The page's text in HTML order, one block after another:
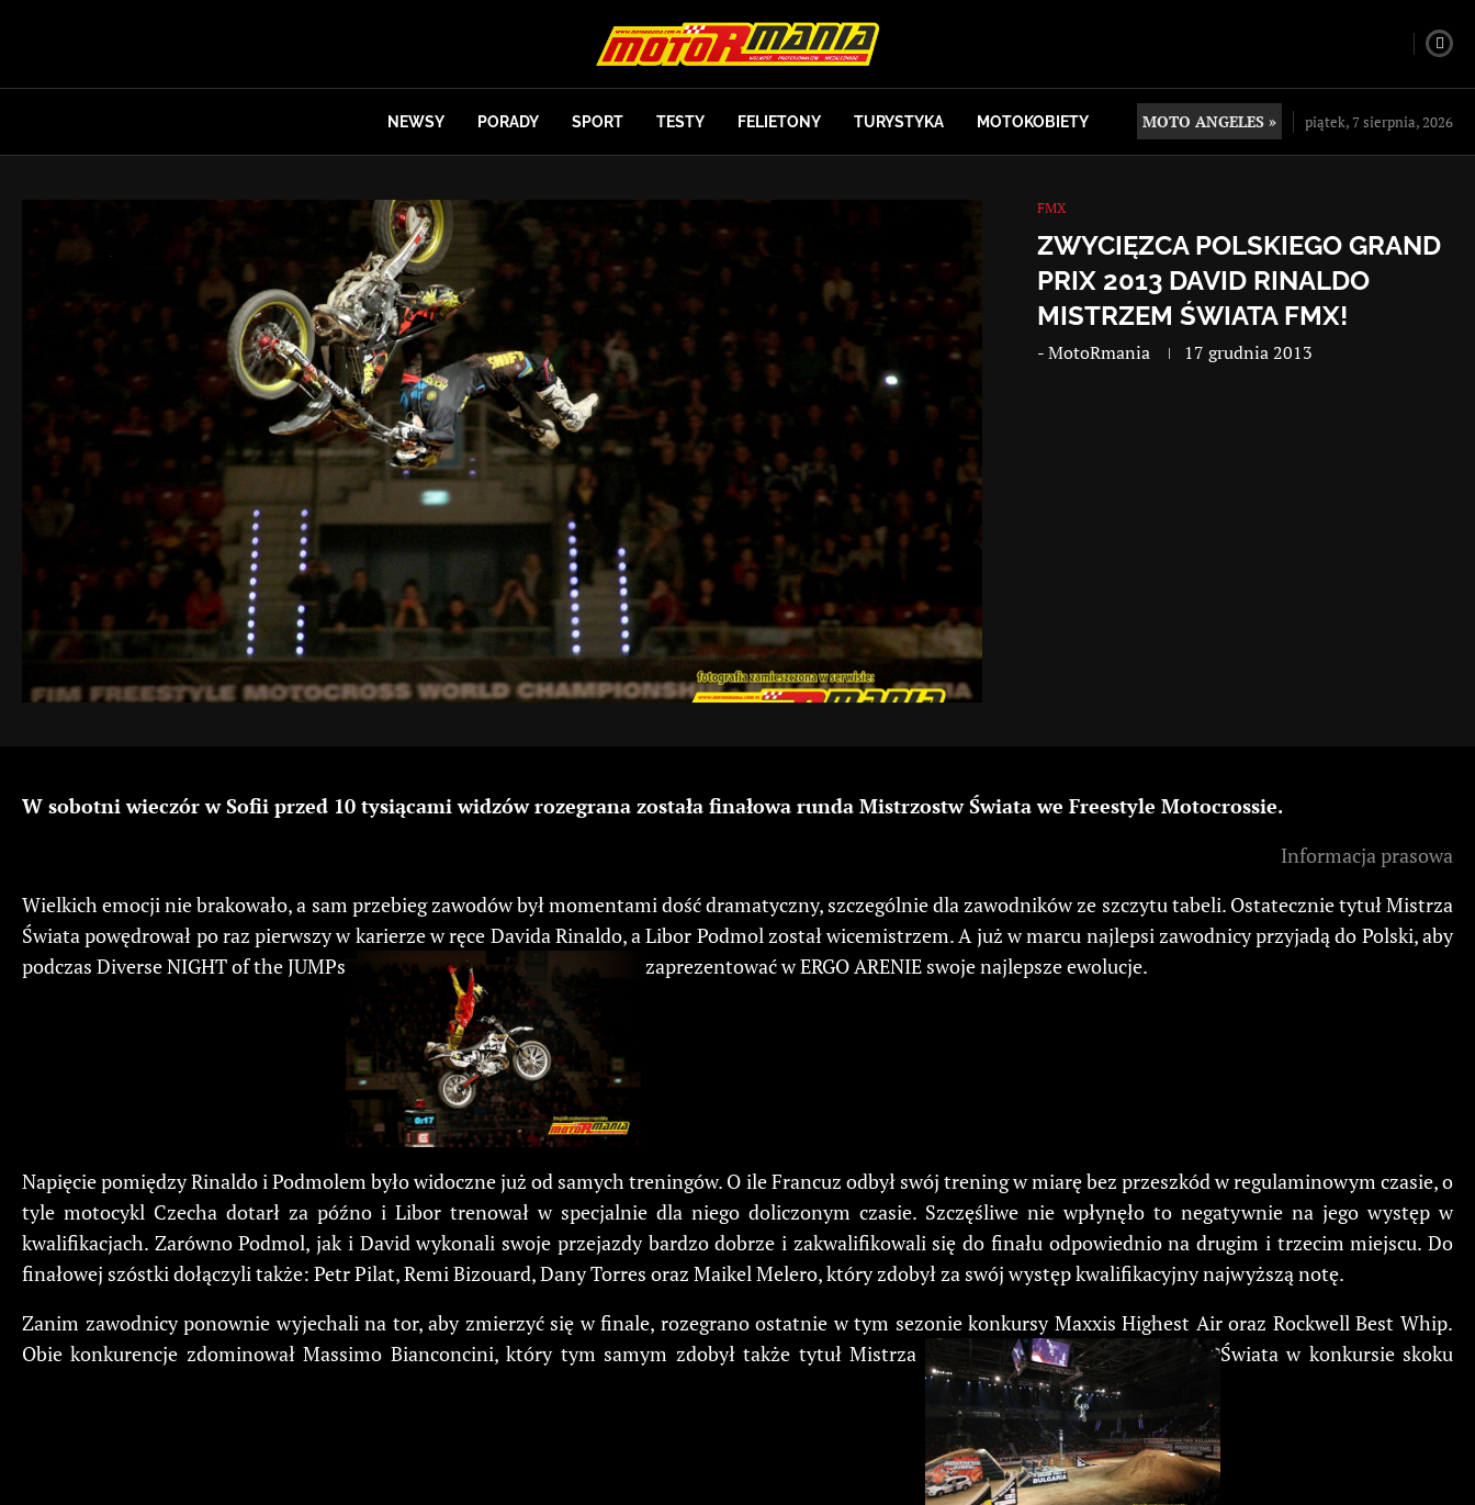
NEWSY PORADY SPORT TESTY FELIETONY TURYSTYKA MOTOKOBIETY MOTO ANGELES » piątek, 7 sierpnia, 2026
FMX
ZWYCIĘZCA POLSKIEGO GRAND
PRIX 2013 DAVID RINALDO
MISTRZEM ŚWIATA FMX!
-MotoRmania 17 grudnia 2013
W sobotni wieczór w Sofii przed 10 tysiącami widzów rozegrana została finałowa runda Mistrzostw Świata we Freestyle Motocrossie.
Informacja prasowa
Wielkich emocji nie brakowało, a sam przebieg zawodów był momentami dość dramatyczny, szczególnie dla zawodników ze szczytu tabeli. Ostatecznie tytuł Mistrza
Świata powędrował po raz pierwszy w karierze w ręce Davida Rinaldo, a Libor Podmol został wicemistrzem. A już w marcu najlepsi zawodnicy przyjadą do Polski, aby
podczas Diverse NIGHT of the JUMPs
zaprezentować w ERGO ARENIE swoje najlepsze ewolucje.
Napięcie pomiędzy Rinaldo i Podmolem było widoczne już od samych treningów. O ile Francuz odbył swój trening w miarę bez przeszkód w regulaminowym czasie, o
tyle motocykl Czecha dotarł za późno i Libor trenował w specjalnie dla niego doliczonym czasie. Szczęśliwe nie wpłynęło to negatywnie na jego występ w
kwalifikacjach. Zarówno Podmol, jak i David wykonali swoje przejazdy bardzo dobrze i zakwalifikowali się do finału odpowiednio na drugim i trzecim miejscu. Do
finałowej szóstki dołączyli także: Petr Pilat, Remi Bizouard, Dany Torres oraz Maikel Melero, który zdobył za swój występ kwalifikacyjny najwyższą notę.
Zanim zawodnicy ponownie wyjechali na tor, aby zmierzyć się w finale, rozegrano ostatnie w tym sezonie konkursy Maxxis Highest Air oraz Rockwell Best Whip.
Obie konkurencje zdominował Massimo Bianconcini, który tym samym zdobył także tytuł Mistrza
Świata w konkursie skoku